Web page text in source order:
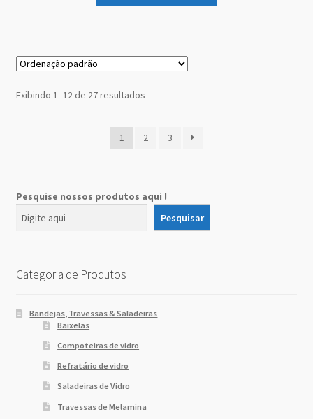
Exibindo 1–12 de 27 resultados
1 2 3
Pesquise nossos produtos aqui !
Pesquisar
Categoria de Produtos
Bandejas, Travessas & Saladeiras
Baixelas
Compoteiras de vidro
Refratário de vidro
Saladeiras de Vidro
Travessas de Melamina